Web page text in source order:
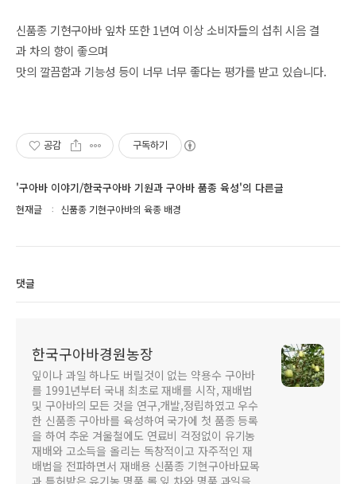
신품종 기현구아바 잎차 또한 1년여 이상 소비자들의 섭취 시음 결
과 차의 향이 좋으며
맛의 깔끔함과 기능성 등이 너무 너무 좋다는 평가를 받고 있습니다.
공감 구독하기
'구아바 이야기/한국구아바 기원과 구아바 품종 육성'의 다른글
현재글 신품종 기현구아바의 육종 배경
댓글
한국구아바경원농장
잎이나 과일 하나도 버릴것이 없는 약용수 구아바
를 1991년부터 국내 최초로 재배를 시작, 재배법
및 구아바의 모든 것을 연구,개발,정립하였고 우수
한 신품종 구아바를 육성하여 국가에 첫 품종 등록
을 하여 추운 겨울철에도 연료비 걱정없이 유기농
재배와 고소득을 올리는 독창적이고 자주적인 재
배법을 전파하면서 재배용 신품종 기현구아바묘목
과 특허받은 유기농 명품 롤 잎 차와 명품 과일을